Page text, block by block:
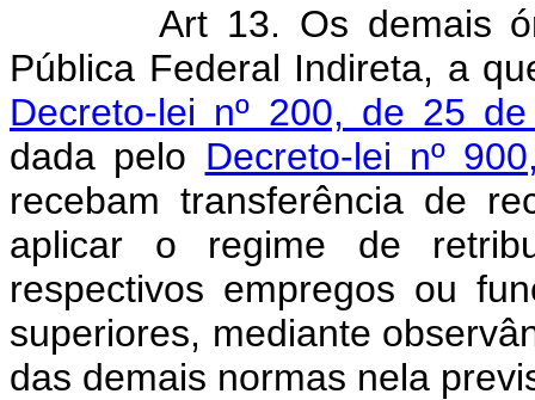
Art 13. Os demais
Pública Federal Indireta, a
Decreto-lei nº 200, de 25
dada pelo Decreto-lei nº
recebam transferência de
aplicar o regime de
respectivos empregos ou
superiores, mediante
das demais normas nela